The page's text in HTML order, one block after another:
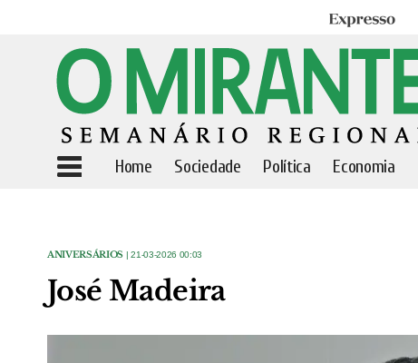
Expresso
Home Sociedade Política Economia
ANIVERSÁRIOS | 21-03-2026 00:03
José Madeira